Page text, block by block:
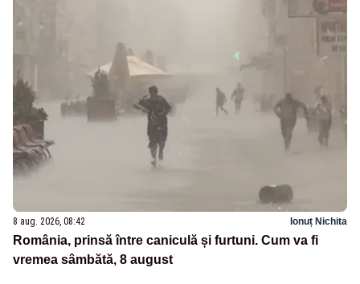
8 aug. 2026, 08:42 Ionuț Nichita
România, prinsă între caniculă și furtuni. Cum va fi
vremea sâmbătă, 8 august